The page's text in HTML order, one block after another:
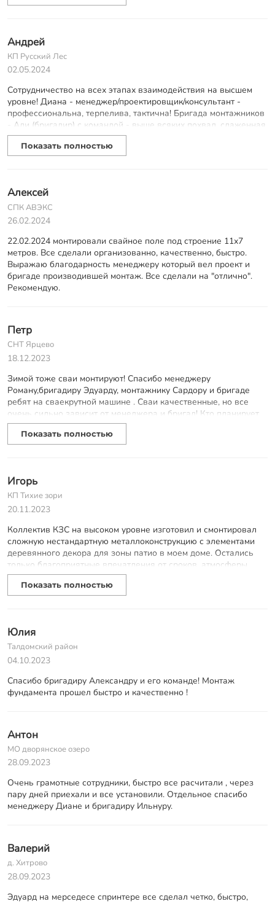
качественно выполнили свою работу. Мне очень понравилось
Андрей
КП Русский Лес
02.05.2024
Сотрудничество на всех этапах взаимодействия на высшем
уровне! Диана - менеджер/проектировщик/консультант -
профессиональна, терпелива, тактична! Бригада монтажников
- Али (бригадир) с командой - выше всяких похвал, слаженная
работа, каждый понимает что, как и когда делать, приятно
наблюдать за производством работ! Максимально корректное
Показать полностью
Алексей
СПК АВЭКС
26.02.2024
22.02.2024 монтировали свайное поле под строение 11х7
метров. Все сделали организованно, качественно, быстро.
Выражаю благодарность менеджеру который вел проект и
бригаде производившей монтаж. Все сделали на "отлично".
Рекомендую.
Петр
СНТ Ярцево
18.12.2023
Зимой тоже сваи монтируют! Спасибо менеджеру
Роману,бригадиру Эдуарду, монтажнику Сардору и бригаде
ребят на сваекрутной машине . Сваи качественные, но все
очень сильно зависит от менеджера и бригад! Кто планирует
монтаж свай в ближайшее время советую обращаться к
менеджеру Роману, но просите бригаду Эдуарда или если
позволяет место монтажа ребят на сваекрутной машине. Они
За другие бригады не знаю, но есть пару не совсем
добросовестных или не очень профессиональных. Не
пользуйтесь подрядом не совсем добросовестных
следующий раз обращусь снова в КЗС к вышеуказанным
специалистам!
Показать полностью
Игорь
КП Тихие зори
20.11.2023
Коллектив КЗС на высоком уровне изготовил и смонтировал
сложную нестандартную металлоконструкцию с элементами
деревянного декора для зоны патио в моем доме. Остались
только благоприятные впечатления от сроков, атмосферы
взаимодействия со специалистами на всех этапах работы.
Особая благодарность менеджеру Виктории, проектировщику
Андрею, всем монтажникам и плотникам, которые показали
Показать полностью
Юлия
Талдомский район
04.10.2023
Спасибо бригадиру Александру и его команде! Монтаж
фундамента прошел быстро и качественно !
Антон
МО дворянское озеро
28.09.2023
Очень грамотные сотрудники, быстро все расчитали , через
пару дней приехали и все установили. Отдельное спасибо
менеджеру Диане и бригадиру Ильнуру.
Валерий
д. Хитрово
28.09.2023
Эдуард на мерседесе спринтере все сделал четко, быстро,